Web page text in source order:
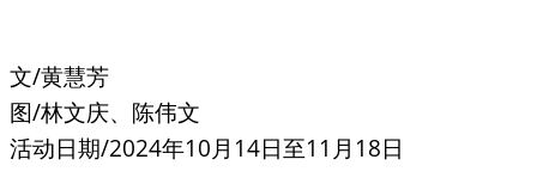
文/黄慧芳
图/林文庆、陈伟文
活动日期/2024年10月14日至11月18日